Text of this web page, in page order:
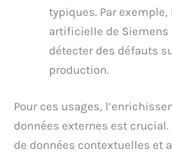
typiques. Par
artificielle de Siemens
détecter des défauts
production.
Pour ces usages,
données externes est
de données contextuelles et